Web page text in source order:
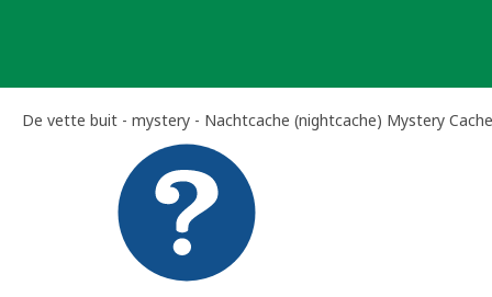
De vette buit - mystery - Nachtcache (nightcache) Mystery Cache